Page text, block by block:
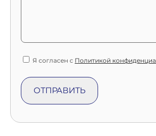
Я согласен с Политикой